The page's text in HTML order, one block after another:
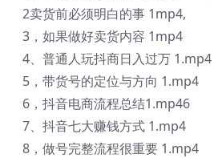
2卖货前必须明白的事 1mp4,
3，如果做好卖货内容 1mp4
4、普通人玩抖商日入过万 1.mp4
5，带货号的定位与方向 1.mp4
6，抖音电商流程总结1.mp46
7、抖音七大赚钱方式 1.mp4
8，做号完整流程很重要 1.mp4